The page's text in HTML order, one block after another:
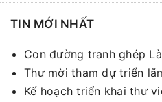
TIN MỚI NHẤT
Con đường tranh ghép
Thư mời tham dự triển
Kế hoạch triển khai thư